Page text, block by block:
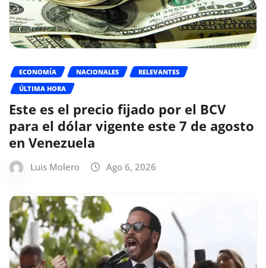
ECONOMÍA NACIONALES
RELEVANTES
ÚLTIMA HORA
Este es el precio fijado por el BCV
para el dólar vigente este 7 de agosto
en Venezuela
Luis Molero Ago 6, 2026